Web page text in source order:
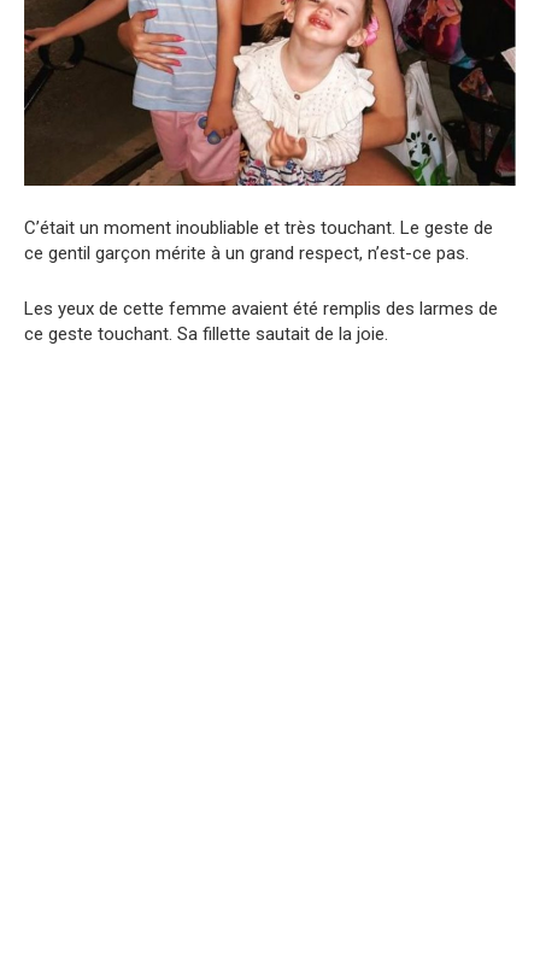
C’était un moment inoubliable et très touchant. Le geste de
ce gentil garçon mérite à un grand respect, n’est-ce pas.
Les yeux de cette femme avaient été remplis des larmes de
ce geste touchant. Sa fillette sautait de la joie.